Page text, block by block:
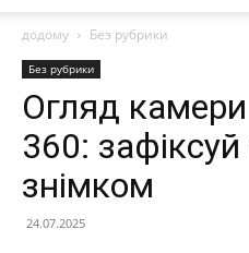
додому Без рубрики
Без рубрики
Огляд
360:
знімком
24.07.2025